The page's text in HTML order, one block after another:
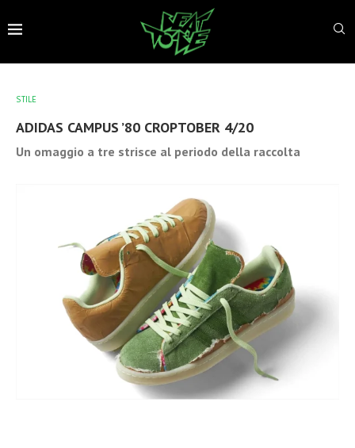
STILE
ADIDAS CAMPUS ’80 CROPTOBER 4/20
Un omaggio a tre strisce al periodo della raccolta